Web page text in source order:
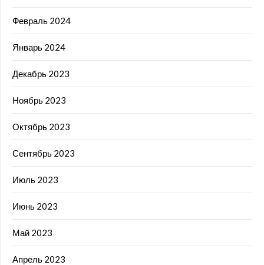
Февраль 2024
Январь 2024
Декабрь 2023
Ноябрь 2023
Октябрь 2023
Сентябрь 2023
Июль 2023
Июнь 2023
Май 2023
Апрель 2023